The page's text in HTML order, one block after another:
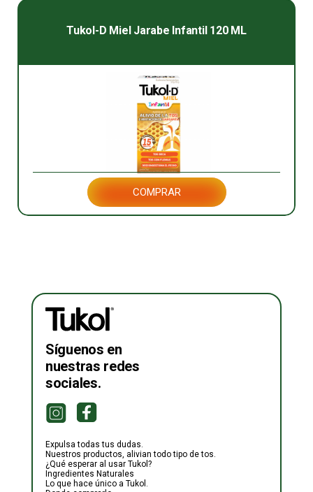
Tukol-D Miel Jarabe Infantil 120 ML
COMPRAR
Síguenos en
nuestras redes
sociales.
Expulsa todas tus dudas.
Nuestros productos, alivian todo tipo de tos.
¿Qué esperar al usar Tukol?
Ingredientes Naturales
Lo que hace único a Tukol.